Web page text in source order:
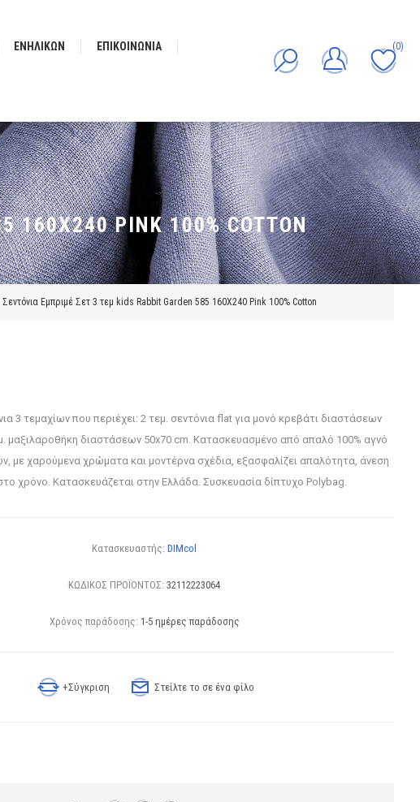
ΕΝΗΛΙΚΩΝ ΕΠΙΚΟΙΝΩΝΊΑ (0)
Σεντόνια Εμπριμέ Σετ 3 τεμ kids Rabbit Garden 585 160X240 Pink 100% Cotton
PINK 100% COTTON
3 τεμαχίων που περιέχει: 2 τεμ. σεντόνια flat για μονό κρεβάτι διαστάσεων
μαξιλαροθήκη διαστάσεων 50x70 cm. Κατασκευασμένο από απαλό 100% αγνό
με χαρούμενα χρώματα και μοντέρνα σχέδια, εξασφαλίζει απαλότητα, άνεση
χρόνο. Κατασκευάζεται στην Ελλάδα. Συσκευασία δίπτυχο Polybag.
Κατασκευαστής: DIMcol
ΚΩΔΙΚΟΣ ΠΡΟΪΟΝΤΟΣ: 32112223064
Χρόνος παράδοσης: 1-5 ημέρες παράδοσης
+Σύγκριση Στείλτε το σε ένα φίλο